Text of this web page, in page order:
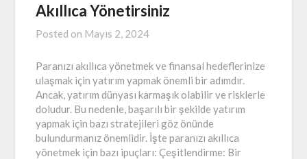
Akıllıca Yönetirsiniz
Posted on Mayıs 2, 2024
Paranızı akıllıca yönetmek ve finansal hedeflerinize
ulaşmak için yatırım yapmak önemli bir adımdır.
Ancak, yatırım dünyası karmaşık olabilir ve risklerle
doludur. Bu nedenle, başarılı bir şekilde yatırım
yapmak için bazı stratejileri göz önünde
bulundurmanız önemlidir. İşte paranızı akıllıca
yönetmek için bazı ipuçları: Çeşitlendirme: Bir